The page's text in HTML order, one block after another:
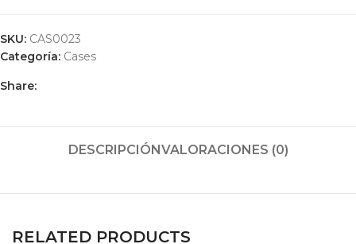
SKU: CAS0023
Categoría: Cases
Share:
DESCRIPCIÓNVALORACIONES (0)
RELATED PRODUCTS